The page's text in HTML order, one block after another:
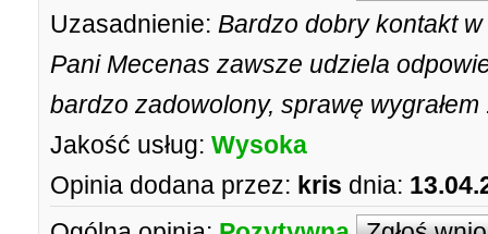
Uzasadnienie: Bardzo dobry kontakt
Pani Mecenas zawsze udziela
bardzo zadowolony, sprawę wygrałem
Jakość usług: Wysoka
Opinia dodana przez: kris dnia: